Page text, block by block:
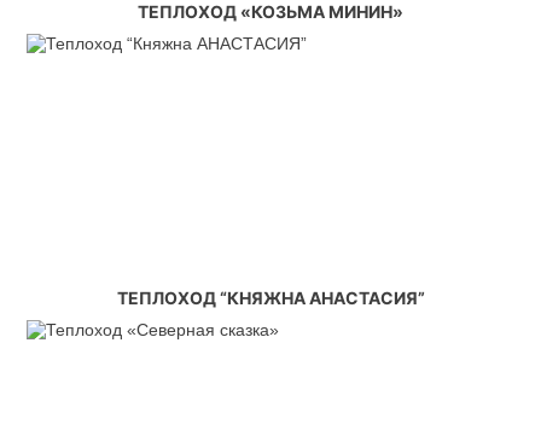
ТЕПЛОХОД «КОЗЬМА МИНИН»
ТЕПЛОХОД “КНЯЖНА АНАСТАСИЯ”